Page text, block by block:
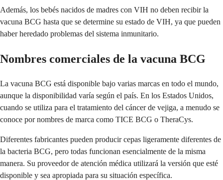
Además, los bebés nacidos de madres con VIH no deben recibir la
vacuna BCG hasta que se determine su estado de VIH, ya que pueden
haber heredado problemas del sistema inmunitario.
Nombres comerciales de la vacuna BCG
La vacuna BCG está disponible bajo varias marcas en todo el mundo,
aunque la disponibilidad varía según el país. En los Estados Unidos,
cuando se utiliza para el tratamiento del cáncer de vejiga, a menudo se
conoce por nombres de marca como TICE BCG o TheraCys.
Diferentes fabricantes pueden producir cepas ligeramente diferentes de
la bacteria BCG, pero todas funcionan esencialmente de la misma
manera. Su proveedor de atención médica utilizará la versión que esté
disponible y sea apropiada para su situación específica.